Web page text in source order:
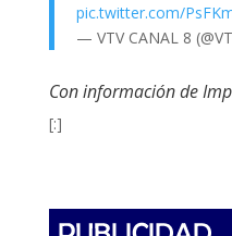
pic.twitter.com/
— VTV CANAL 8
Con información de
[:]